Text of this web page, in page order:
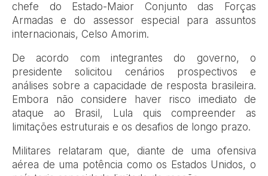
chefe do Estado-Maior Conjunto das Forças
Armadas e do assessor especial para assuntos
internacionais, Celso Amorim.
De acordo com integrantes do governo, o
presidente solicitou cenários prospectivos e
análises sobre a capacidade de resposta brasileira.
Embora não considere haver risco imediato de
ataque ao Brasil, Lula quis compreender as
limitações estruturais e os desafios de longo prazo.
Militares relataram que, diante de uma ofensiva
aérea de uma potência como os Estados Unidos, o